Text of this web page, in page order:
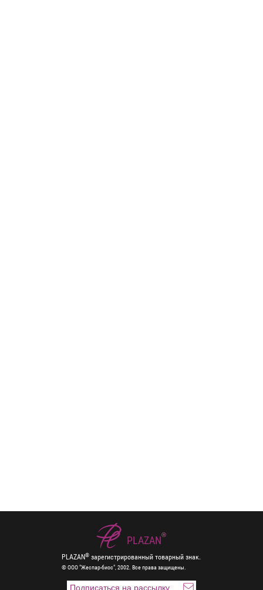
PLAZAN®
PLAZAN® зарегистрированный товарный знак.
© ООО "Жеспар-биос", 2002. Все права защищены.